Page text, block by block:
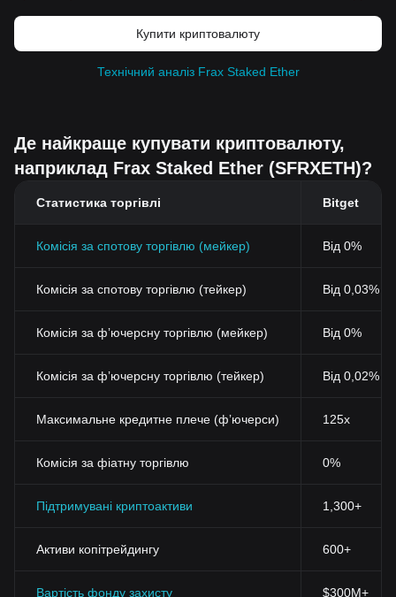
Купити криптовалюту
Технічний аналіз Frax Staked Ether
Де найкраще купувати криптовалюту,
наприклад Frax Staked Ether (SFRXETH)?
Статистика торгівлі Bitget
Комісія за спотову торгівлю (мейкер) Від 0%
Комісія за спотову торгівлю (тейкер) Від 0,03%
Комісія за фʼючерсну торгівлю (мейкер) Від 0%
Комісія за фʼючерсну торгівлю (тейкер) Від 0,02%
Максимальне кредитне плече (фʼючерси) 125x
Комісія за фіатну торгівлю 0%
Підтримувані криптоактиви 1,300+
Активи копітрейдингу 600+
Вартість фонду захисту $300M+